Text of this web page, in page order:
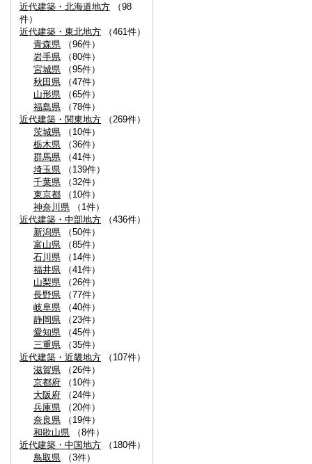
近代建築・北海道地方 （98
件）
近代建築・東北地方 （461件）
青森県 （96件）
岩手県 （80件）
宮城県 （95件）
秋田県 （47件）
山形県 （65件）
福島県 （78件）
近代建築・関東地方 （269件）
茨城県 （10件）
栃木県 （36件）
群馬県 （41件）
埼玉県 （139件）
千葉県 （32件）
東京都 （10件）
神奈川県 （1件）
近代建築・中部地方 （436件）
新潟県 （50件）
富山県 （85件）
石川県 （14件）
福井県 （41件）
山梨県 （26件）
長野県 （77件）
岐阜県 （40件）
静岡県 （23件）
愛知県 （45件）
三重県 （35件）
近代建築・近畿地方 （107件）
滋賀県 （26件）
京都府 （10件）
大阪府 （24件）
兵庫県 （20件）
奈良県 （19件）
和歌山県 （8件）
近代建築・中国地方 （180件）
鳥取県 （3件）